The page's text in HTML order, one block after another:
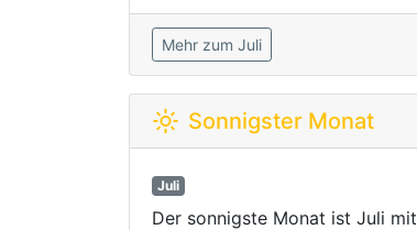
Mehr zum Juli
Sonnigster Monat
Juli
Der sonnigste Monat ist Juli mit